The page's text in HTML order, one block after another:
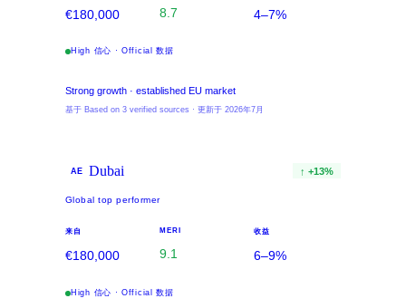
€180,000 8.7 4–7%
High 信心 · Official 数据
Strong growth · established EU market
基于 Based on 3 verified sources · 更新于 2026年7月
AE Dubai ↑ +13%
Global top performer
来自
€180,000
MERI
9.1
收益
6–9%
High 信心 · Official 数据